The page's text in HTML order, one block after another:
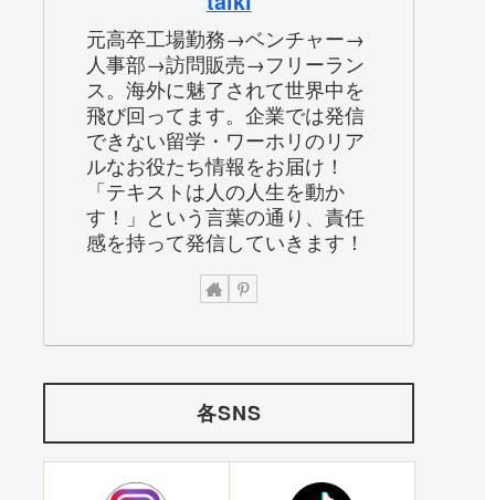
元高卒工場勤務→ベンチャー→
人事部→訪問販売→フリーラン
ス。海外に魅了されて世界中を
飛び回ってます。企業では発信
できない留学・ワーホリのリア
ルなお役たち情報をお届け！
「テキストは人の人生を動か
す！」という言葉の通り、責任
感を持って発信していきます！
各SNS